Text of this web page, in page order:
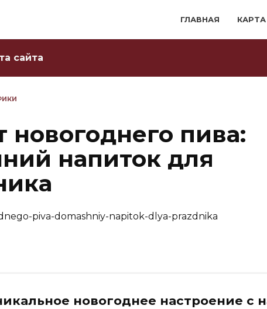
ГЛАВНАЯ
сайта
новогоднего пива:
напиток для
новогоднее настроение с